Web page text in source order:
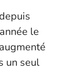
le
un seul